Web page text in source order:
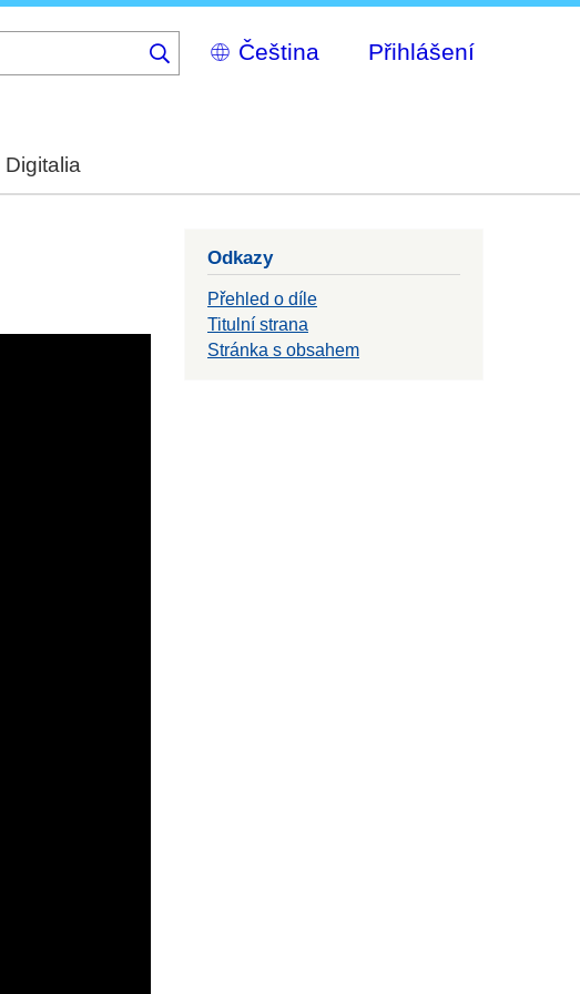
Select
your
Přihlášení
Digitalia
Odkazy
Přehled o díle
Titulní strana
Stránka s obsahem